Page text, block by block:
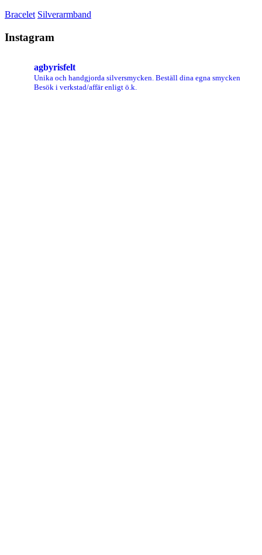
Bracelet Silverarmband
Instagram
agbyrisfelt
Unika och handgjorda silversmycken. Beställ dina egna smycken
Besök i verkstad/affär enligt ö.k.